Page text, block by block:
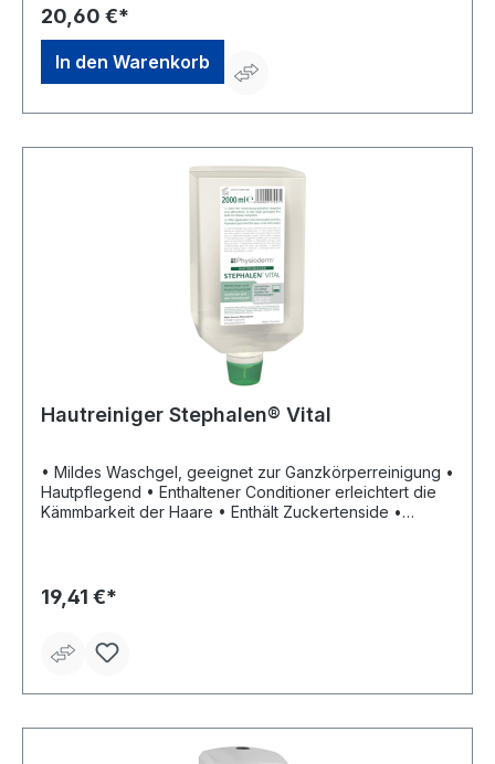
Peter Greven Physioderm GmbH, Procter & Gamble
Str.26, 53881 Euskirchen, DE, +492251776170,
info@pgp-hautschutz.de
20,60 €*
In den Warenkorb
Hautreiniger Stephalen® Vital
• Mildes Waschgel, geeignet zur Ganzkörperreinigung •
Hautpflegend • Enthaltener Conditioner erleichtert die
Kämmbarkeit der Haare • Enthält Zuckertenside •
19,41 €*